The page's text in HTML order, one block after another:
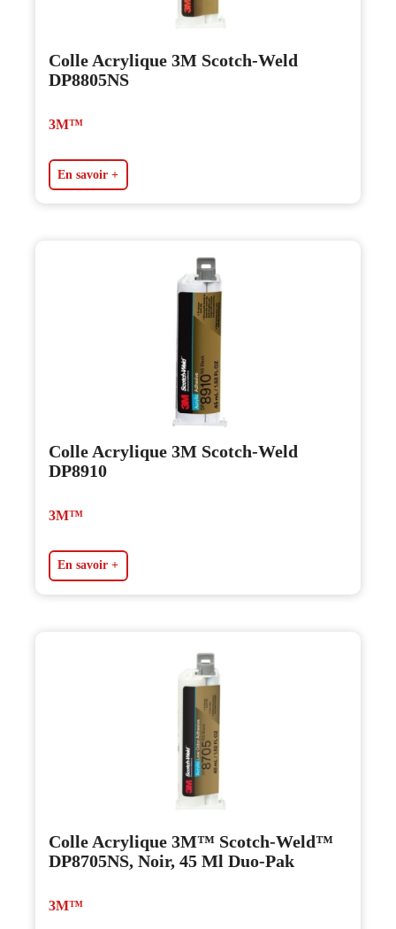
Colle Acrylique 3M Scotch-Weld
DP8805NS
3M™
En savoir +
Colle Acrylique 3M Scotch-Weld
DP8910
3M™
En savoir +
Colle Acrylique 3M™ Scotch-Weld™
DP8705NS, Noir, 45 Ml Duo-Pak
3M™